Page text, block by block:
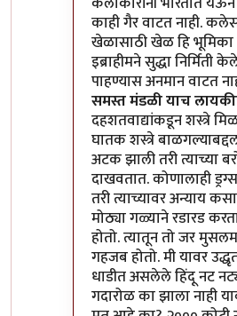
काही गैर वाटत नाही.
खेळासाठी खेळ हि भूमिका
इब्राहीमने सुद्धा निर्मिती
पाहण्यास अनमान वाटत
समस्त मंडळी याच
दहशतवाद्यांकडून शस्त्रे
घातक शस्त्रे
अटक झाली तरी त्याच्या
दाखवतात. कोणालाही
तरी त्याच्यावर अन्याय
मोठ्या गळ्याने रडारड
होतो. त्यातून तो जर
गहजब होतो. मी यावर
धाडीत असलेले हिंदू नट
गदारोळ का झाला नाही